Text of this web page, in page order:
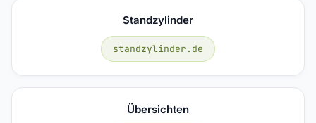
Standzylinder
standzylinder.de
Übersichten